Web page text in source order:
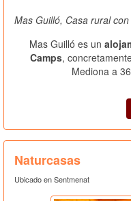
Mas Guilló, Casa rural
Mas Guilló es un
Camps,
Mediona a
Naturcasas
Ubicado en Sentmenat